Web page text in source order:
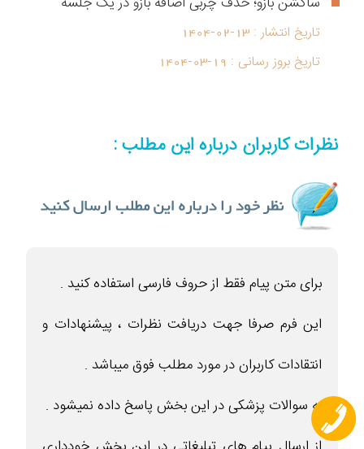
تاریخ انتشار : 1404-02-13
تاریخ بروز رسانی : 1404-03-19
نظرات کاربران درباره این مطلب :
برای متن پیام فقط از حروف فارسی استفاده کنید .
این فرم صرفا جهت دریافت نظرات ، پیشنهادات و
انتقادات کاربران در مورد مطلب فوق میباشد .
به سوالات پزشکی در این بخش پاسخ داده نمیشود .